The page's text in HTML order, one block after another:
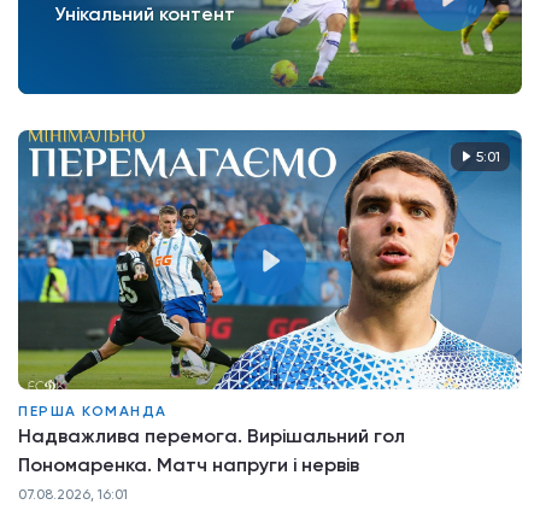
Унікальний контент
5:01
ПЕРША КОМАНДА
Надважлива перемога. Вирішальний гол
Пономаренка. Матч напруги і нервів
07.08.2026, 16:01